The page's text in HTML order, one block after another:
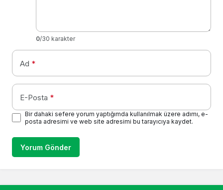
0/30 karakter
Ad *
E-Posta *
Bir dahaki sefere yorum yaptığımda kullanılmak üzere adımı, e-
posta adresimi ve web site adresimi bu tarayıcıya kaydet.
Yorum Gönder